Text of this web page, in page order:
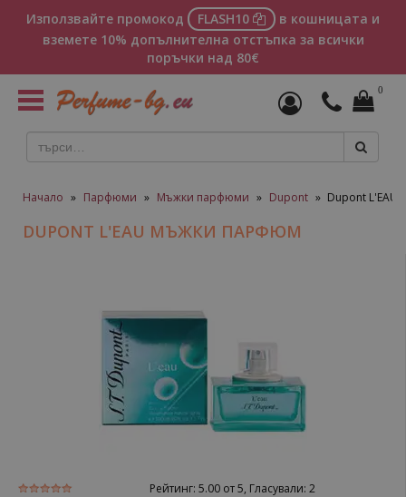
Използвайте промокод FLASH10
в кошницата и
вземете 10% допълнителна отстъпка за всички
поръчки над 80€
Toggle
navigation
0
Начало » Парфюми » Мъжки парфюми » Dupont » Dupont
DUPONT L'EAU МЪЖКИ ПАРФЮМ
Рейтинг: 5.00от 5, Гласували: 2